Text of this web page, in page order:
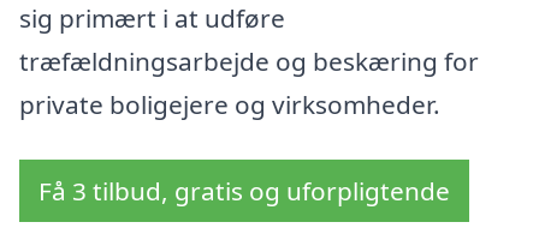
sig primært i at udføre
træfældningsarbejde og beskæring for
private boligejere og virksomheder.
Få 3 tilbud, gratis og uforpligtende